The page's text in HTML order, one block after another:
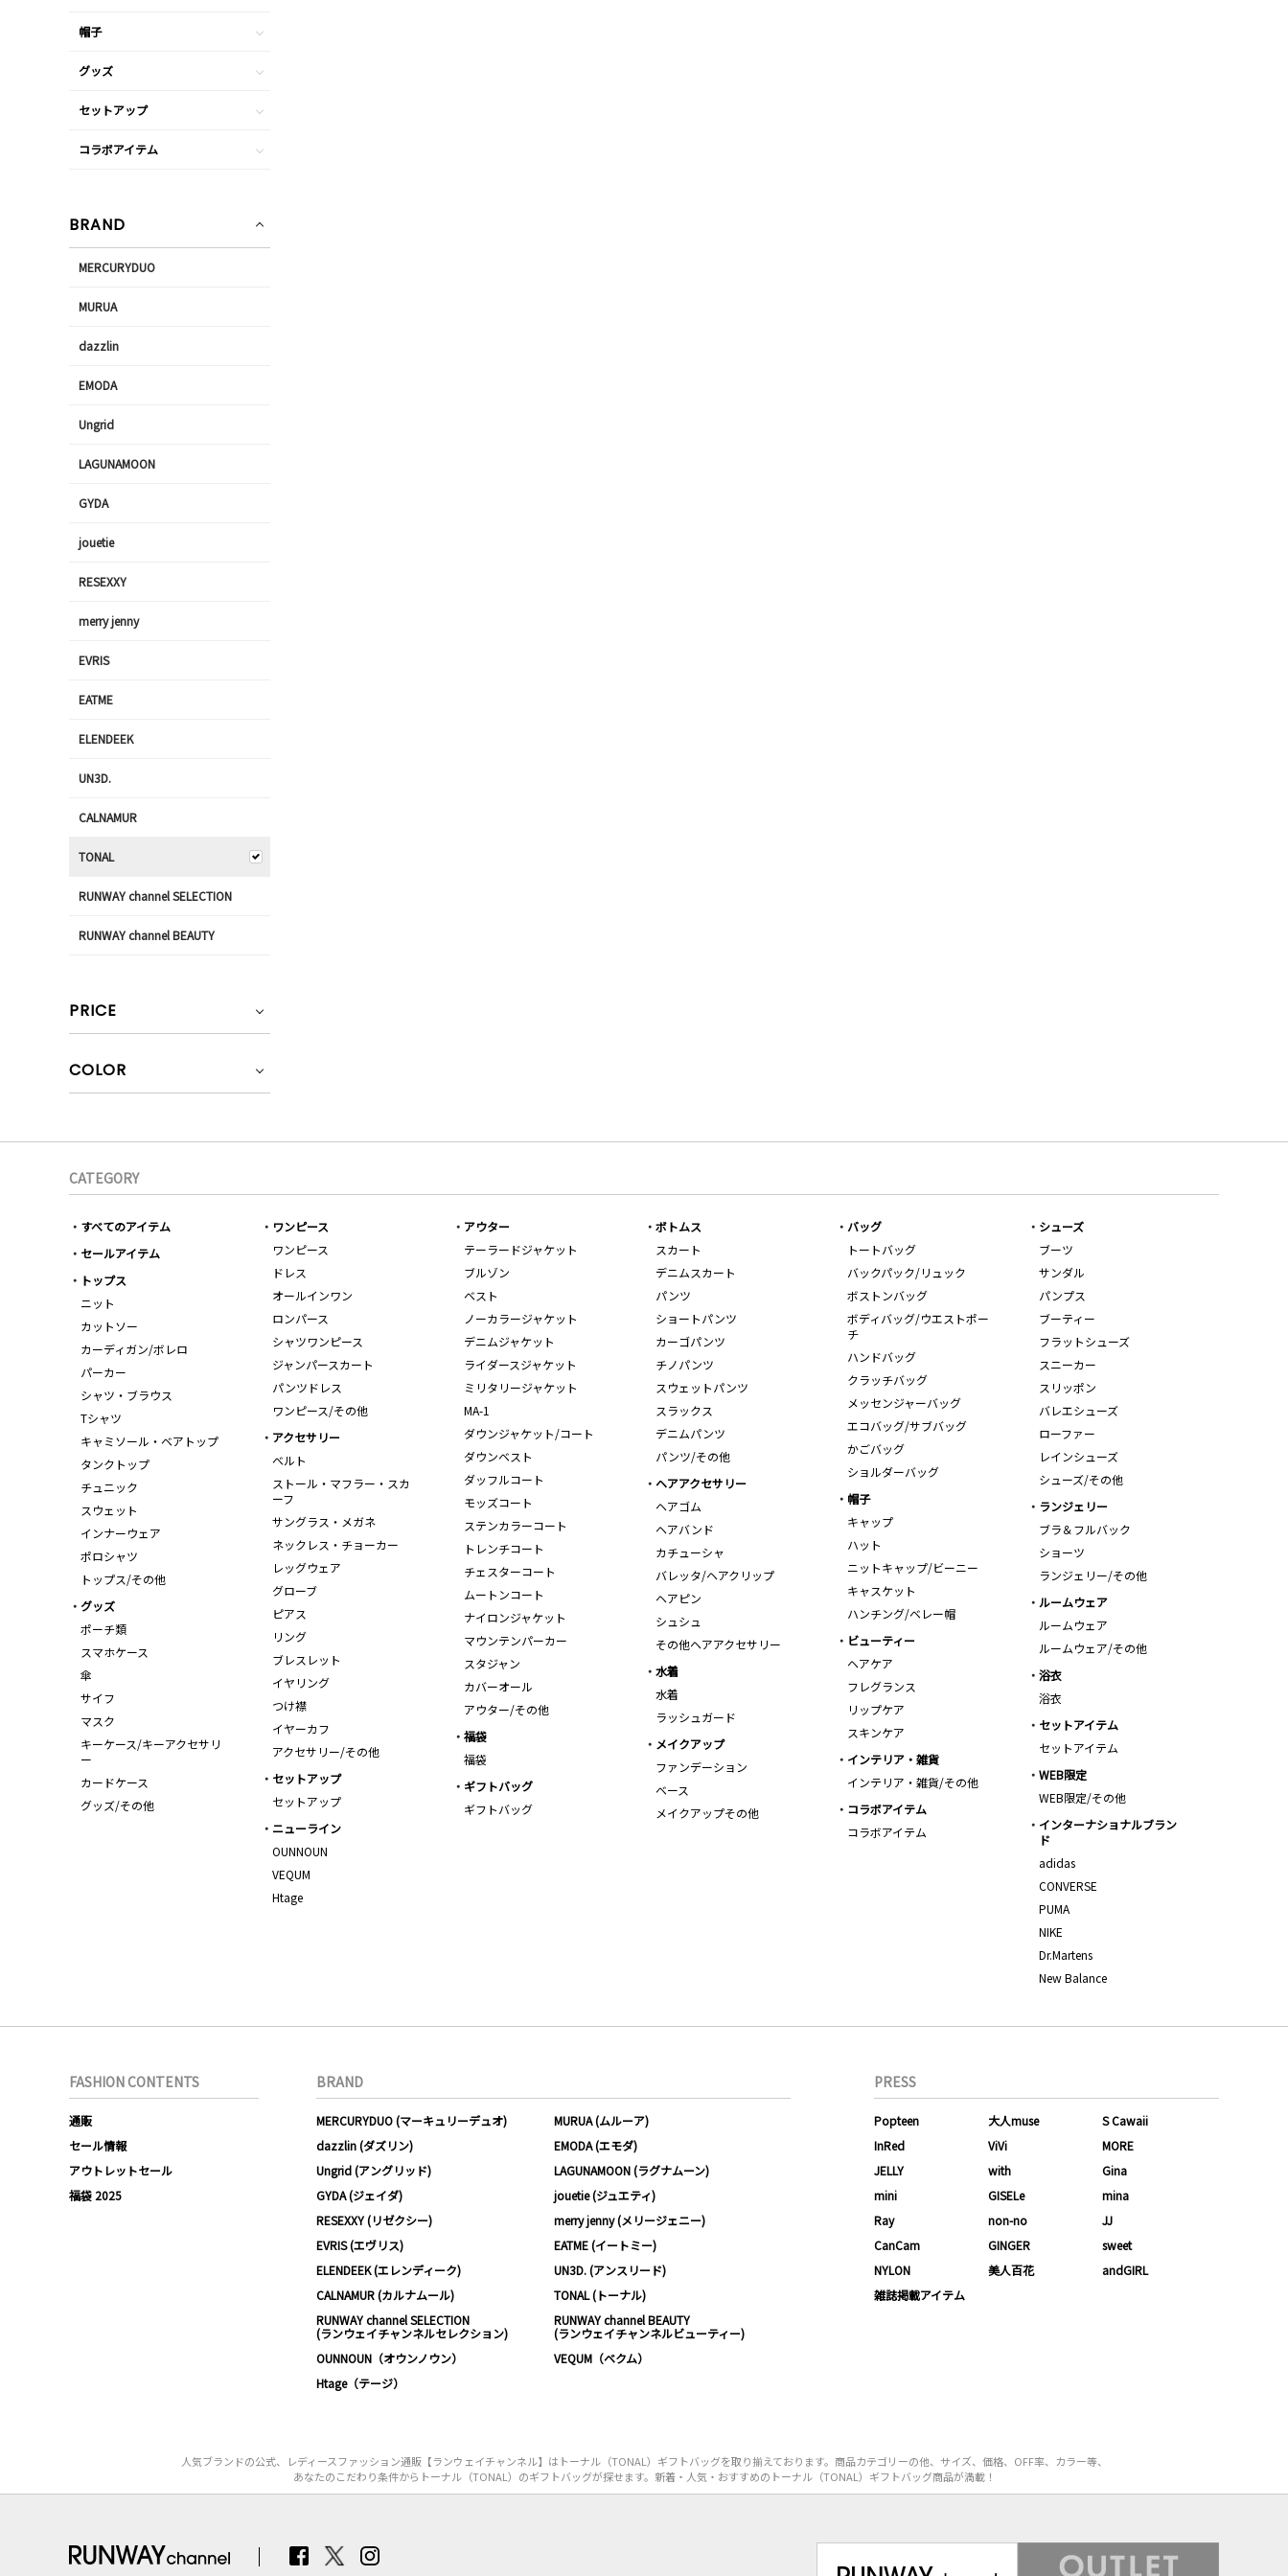
帽子
グッズ
セットアップ
コラボアイテム
BRAND
MERCURYDUO
MURUA
dazzlin
EMODA
Ungrid
LAGUNAMOON
GYDA
jouetie
RESEXXY
merry jenny
EVRIS
EATME
ELENDEEK
UN3D.
CALNAMUR
TONAL
RUNWAY channel SELECTION
RUNWAY channel BEAUTY
PRICE
COLOR
CATEGORY
すべてのアイテム
セールアイテム
トップス
ニット
カットソー
カーディガン/ボレロ
パーカー
シャツ・ブラウス
Tシャツ
キャミソール・ベアトップ
タンクトップ
チュニック
スウェット
インナーウェア
ポロシャツ
トップス/その他
ワンピース
ワンピース
ドレス
オールインワン
ロンパース
シャツワンピース
ジャンパースカート
パンツドレス
ワンピース/その他
アウター
テーラードジャケット
ブルゾン
ベスト
ノーカラージャケット
デニムジャケット
ライダースジャケット
ミリタリージャケット
MA-1
ダウンジャケット/コート
ダウンベスト
ダッフルコート
モッズコート
ステンカラーコート
トレンチコート
チェスターコート
ムートンコート
ナイロンジャケット
マウンテンパーカー
スタジャン
カバーオール
アウター/その他
ボトムス
スカート
デニムスカート
パンツ
ショートパンツ
カーゴパンツ
チノパンツ
スウェットパンツ
スラックス
デニムパンツ
パンツ/その他
バッグ
トートバッグ
バックパック/リュック
ボストンバッグ
ボディバッグ/ウエストポー
チ
ハンドバッグ
クラッチバッグ
メッセンジャーバッグ
エコバッグ/サブバッグ
かごバッグ
ショルダーバッグ
シューズ
ブーツ
サンダル
パンプス
ブーティー
フラットシューズ
スニーカー
スリッポン
バレエシューズ
ローファー
レインシューズ
シューズ/その他
アクセサリー
ベルト
ストール・マフラー・スカ
ーフ
サングラス・メガネ
ネックレス・チョーカー
レッグウェア
グローブ
ピアス
リング
ブレスレット
イヤリング
つけ襟
イヤーカフ
アクセサリー/その他
ヘアアクセサリー
ヘアゴム
ヘアバンド
カチューシャ
バレッタ/ヘアクリップ
ヘアピン
シュシュ
その他ヘアアクセサリー
帽子
キャップ
ハット
ニットキャップ/ビーニー
キャスケット
ハンチング/ベレー帽
ランジェリー
ブラ＆フルバック
ショーツ
ランジェリー/その他
ルームウェア
ルームウェア
ルームウェア/その他
グッズ
ポーチ類
スマホケース
傘
サイフ
マスク
キーケース/キーアクセサリ
ー
カードケース
グッズ/その他
ビューティー
ヘアケア
フレグランス
リップケア
スキンケア
水着
水着
ラッシュガード
浴衣
浴衣
セットアイテム
セットアイテム
福袋
福袋
メイクアップ
ファンデーション
ベース
メイクアップその他
インテリア・雑貨
インテリア・雑貨/その他
WEB限定
WEB限定/その他
セットアップ
セットアップ
ギフトバッグ
ギフトバッグ
コラボアイテム
コラボアイテム
インターナショナルブラン
ド
adidas
CONVERSE
PUMA
NIKE
Dr.Martens
New Balance
ニューライン
OUNNOUN
VEQUM
Htage
FASHION CONTENTS
通販
セール情報
アウトレットセール
福袋 2025
BRAND
MERCURYDUO (マーキュリーデュオ)
MURUA (ムルーア)
dazzlin (ダズリン)
EMODA (エモダ)
Ungrid (アングリッド)
LAGUNAMOON (ラグナムーン)
GYDA (ジェイダ)
jouetie (ジュエティ)
RESEXXY (リゼクシー)
merry jenny (メリージェニー)
EVRIS (エヴリス)
EATME (イートミー)
ELENDEEK (エレンディーク)
UN3D. (アンスリード)
CALNAMUR (カルナムール)
TONAL (トーナル)
RUNWAY channel SELECTION
(ランウェイチャンネルセレクション)
RUNWAY channel BEAUTY
(ランウェイチャンネルビューティー)
OUNNOUN（オウンノウン）
VEQUM（ベクム）
Htage（テージ）
PRESS
Popteen 大人muse
S Cawaii
InRed
ViVi
MORE
JELLY
with
Gina
mini
GISELe
mina
Ray
non-no
JJ
CanCam
GINGER
sweet
NYLON
美人百花
andGIRL
雑誌掲載アイテム
人気ブランドの公式、レディースファッション通販【ランウェイチャンネル】はトーナル（TONAL）ギフトバッグを取り揃えております。商品カテゴリーの他、サイズ、価格、OFF率、カラー等、
あなたのこだわり条件からトーナル（TONAL）のギフトバッグが探せます。新着・人気・おすすめのトーナル（TONAL）ギフトバッグ商品が満載！